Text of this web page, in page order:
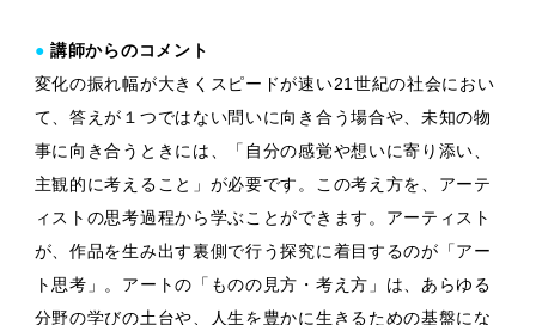
● 講師からのコメント
変化の振れ幅が大きくスピードが速い21世紀の社会におい
て、答えが１つではない問いに向き合う場合や、未知の物
事に向き合うときには、「自分の感覚や想いに寄り添い、
主観的に考えること」が必要です。この考え方を、アーテ
ィストの思考過程から学ぶことができます。アーティスト
が、作品を生み出す裏側で行う探究に着目するのが「アー
ト思考」。アートの「ものの見方・考え方」は、あらゆる
分野の学びの土台や、人生を豊かに生きるための基盤にな